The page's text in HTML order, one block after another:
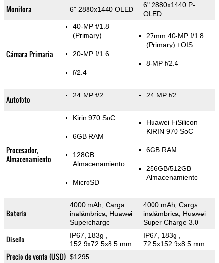
Monitora 6" 2880x1440 OLED
6" 2880x1440 P-
OLED
Cámara Primaria
40-MP f/1.8
(Primary)
20-MP f/1.6
f/2.4
27mm 40-MP f/1.8
(Primary) +OIS
8-MP f/2.4
Autofoto 24-MP f/2 24-MP f/2
Procesador,
Almacenamiento
Kirin 970 SoC
6GB RAM
128GB
Almacenamiento
MicroSD
Huawei HiSilicon
KIRIN 970 SoC
6GB RAM
256GB/512GB
Almacenamiento
Bateria
4000 mAh, Carga
inalámbrica, Huawei
Supercharge
4000 mAh, Carga
inalámbrica, Huawei
Super Charge 3.0
Diseño IP67, 183g
152.9x72.5x8.5 mm
IP67, 183g
72.5x152.9x8.5 mm
Precio de venta (USD) $1295